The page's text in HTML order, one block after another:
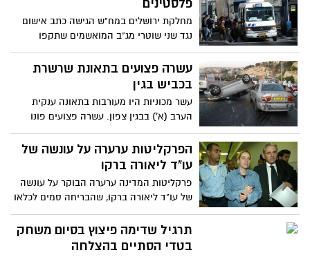
פלסטינים
מחלקת ירושלים במח"ש הגישה כתב אישום
נגד שני שוטרי מג"ב המואשמים שתקפו
שבח"ים במחסום א-זעים מצפון לעיר
עשרה פצועים בתאונת שרשרת
בכביש בגין
עשר מכוניות היו מעורבות בתאונה ענקית
הערב (א') בבגין צפון. עשרה פצועים פונו
ברמות פציעה שונות לבתי החולים בעיר.
הכביש נחסם לתנועה למשך שעות ארוכות
הפרקליטות ערערה על עונשה של
עו"ד ליאורה ברקו
פרקליטות המדינה ערערה הבוקר על עונשה
של עו"ד ליאורה ברקו, שהבריחה סמים לכלאו
של העבריין הירושלמי איציק בר מוחא
תרגיל שדימה פיצוץ בסיום משחק
בטדי הסתיים בהצלחה